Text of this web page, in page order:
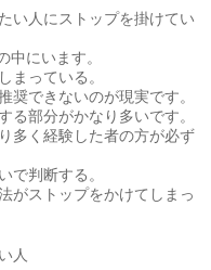
い人にストップを掛けてい
にいます。
まっている。
奨できないのが現実です。
る部分がかなり多いです。
多く経験した者の方が必ず
で判断する。
がストップをかけてしまっ
人